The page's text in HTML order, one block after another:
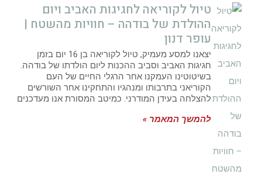
טיול לקוריאה לחגיגות האביב ויום
ההולדת של בודהה – חוויות מהשטח |
עופר דנון
יצאנו למסע מעמיק, טיול לקוריאה בן 16 יום בזמן
חגיגות האביב וסביב ההכנות ליום הולדתו של בודהה.
בשיטוטינו העמקנו אחר הרגלי החיים של העם
הקוריאני בתרבותו ומנהגיו והתחקינו אחר השורשים
להצלחה בעידן המודרני. כמיטב המסורת אנו מעדכנים
להמשך המאמר »